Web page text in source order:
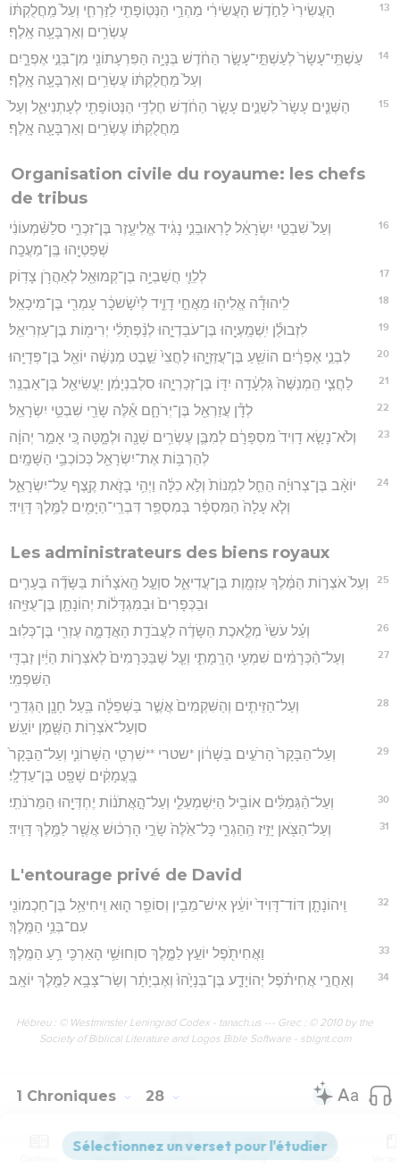
13
הָעֲשִׂירִי֙ לַחֹ֣דֶשׁ הָעֲשִׂירִ֔י מַהְרַ֥י הַנְּטֽוֹפָתִ֖י לַזַּרְחִ֑י וְעַל֙ מַֽחֲלֻקְתּ֔וֹ
עֶשְׂרִ֥ים וְאַרְבָּעָ֖ה אָֽלֶף׃
14
עַשְׁתֵּֽי־עָשָׂר֙ לְעַשְׁתֵּ֣י־עָשָׂ֣ר הַחֹ֔דֶשׁ בְּנָיָ֥ה הַפִּרְעָתוֹנִ֖י מִן־בְּנֵ֣י אֶפְרָ֑יִם
וְעַל֙ מַחֲלֻקְתּ֔וֹ עֶשְׂרִ֥ים וְאַרְבָּעָ֖ה אָֽלֶף׃
15
הַשְּׁנֵ֤ים עָשָׂר֙ לִשְׁנֵ֣ים עָשָׂ֣ר הַחֹ֔דֶשׁ חֶלְדַּ֥י הַנְּטוֹפָתִ֖י לְעָתְנִיאֵ֑ל וְעַל֙
מַחֲלֻקְתּ֔וֹ עֶשְׂרִ֥ים וְאַרְבָּעָ֖ה אָֽלֶף׃
Organisation civile du royaume: les chefs
de tribus
16
וְעַל֙ שִׁבְטֵ֣י יִשְׂרָאֵ֔ל לָרֽאוּבֵנִ֣י נָגִ֔יד אֱלִיעֶ֖זֶר בֶּן־זִכְרִ֑י סלַשִּׁ֨מְעוֹנִ֔י
שְׁפַטְיָ֖הוּ בֶּֽן־מַעֲכָֽה׃
17 לְלֵוִ֛י חֲשַׁבְיָ֥ה בֶן־קְמוּאֵ֖ל לְאַהֲרֹ֥ן צָדֽוֹק׃
18 לִֽיהוּדָ֕ה אֱלִיה֖וּ מֵאֲחֵ֣י דָוִ֑יד לְיִ֨שָׂשכָ֔ר עָמְרִ֖י בֶּן־מִיכָאֵֽל׃
19 לִזְבוּלֻ֕ן יִֽשְׁמַֽעְיָ֖הוּ בֶּן־עֹבַדְיָ֑הוּ לְנַ֨פְתָּלִ֔י יְרִימ֖וֹת בֶּן־עַזְרִיאֵֽל׃
20 לִבְנֵ֣י אֶפְרַ֔יִם הוֹשֵׁ֖עַ בֶּן־עֲזַזְיָ֑הוּ לַחֲצִי֙ שֵׁ֣בֶט מְנַשֶּׁ֔ה יוֹאֵ֖ל בֶּן־פְּדָיָֽהוּ׃
21 לַחֲצִ֤י הַֽמְנַשֶּׁה֙ גִּלְעָ֔דָה יִדּ֖וֹ בֶּן־זְכַרְיָ֑הוּ סלְבִנְיָמִ֔ן יַעֲשִׂיאֵ֖ל בֶּן־אַבְנֵֽר׃
22 לְדָ֕ן עֲזַרְאֵ֖ל בֶּן־יְרֹחָ֑ם אֵ֕לֶּה שָׂרֵ֖י שִׁבְטֵ֥י יִשְׂרָאֵֽל׃
23
וְלֹא־נָשָׂ֤א דָוִיד֙ מִסְפָּרָ֔ם לְמִבֶּ֛ן עֶשְׂרִ֥ים שָׁנָ֖ה וּלְמָ֑טָּה כִּ֚י אָמַ֣ר יְהוָ֔ה
לְהַרְבּ֥וֹת אֶת־יִשְׂרָאֵ֖ל כְּכוֹכְבֵ֥י הַשָּׁמָֽיִם׃
24
יוֹאָ֨ב בֶּן־צְרוּיָ֜ה הֵחֵ֤ל לִמְנוֹת֙ וְלֹ֣א כִלָּ֔ה וַיְהִ֥י בָזֹ֛את קֶ֖צֶף עַל־יִשְׂרָאֵ֑ל
וְלֹ֤א עָלָה֙ הַמִּסְפָּ֔ר בְּמִסְפַּ֥ר דִּבְרֵֽי־הַיָּמִ֖ים לַמֶּ֥לֶךְ דָּוִֽיד׃
Les administrateurs des biens royaux
25
וְעַל֙ אֹצְר֣וֹת הַמֶּ֔לֶךְ עַזְמָ֖וֶת בֶּן־עֲדִיאֵ֑ל סוְעַ֣ל הָֽאֹצָר֡וֹת בַּשָּׂדֶ֞ה בֶּעָרִ֤ים
וּבַכְּפָרִים֙ וּבַמִּגְדָּל֔וֹת יְהוֹנָתָ֖ן בֶּן־עֻזִּיָּֽהוּ׃
26 וְעַ֗ל עֹשֵׂי֙ מְלֶ֣אכֶת הַשָּׂדֶ֔ה לַעֲבֹדַ֖ת הָאֲדָמָ֑ה עֶזְרִ֖י בֶּן־כְּלֽוּב׃
27
וְעַל־הַ֨כְּרָמִ֔ים שִׁמְעִ֖י הָרָֽמָתִ֑י וְעַ֤ל שֶׁבַּכְּרָמִים֙ לְאֹצְר֣וֹת הַיַּ֔יִן זַבְדִּ֖י
הַשִּׁפְמִֽי׃
28
וְעַל־הַזֵּיתִ֤ים וְהַשִּׁקְמִים֙ אֲשֶׁ֣ר בַּשְּׁפֵלָ֔ה בַּ֥עַל חָנָ֖ן הַגְּדֵרִ֑י
סוְעַל־אֹצְר֥וֹת הַשֶּׁ֖מֶן יוֹעָֽשׁ׃
29
וְעַל־הַבָּקָר֙ הָרֹעִ֣ים בַּשָּׁר֔וֹן *שטרי **שִׁרְטַ֖י הַשָּׁרוֹנִ֑י וְעַל־הַבָּקָר֙
בָּֽעֲמָקִ֔ים שָׁפָ֖ט בֶּן־עַדְלָֽי׃
30 וְעַל־הַ֨גְּמַלִּ֔ים אוֹבִ֖יל הַיִּשְׁמְעֵלִ֑י וְעַל־הָ֣אֲתֹנ֔וֹת יֶחְדְּיָ֖הוּ הַמֵּרֹנֹתִֽי׃
31 וְעַל־הַצֹּ֖אן יָזִ֣יז הַֽהַגְרִ֑י כָּל־אֵ֙לֶּה֙ שָׂרֵ֣י הָרְכ֔וּשׁ אֲשֶׁ֖ר לַמֶּ֥לֶךְ דָּוִֽיד׃
L'entourage privé de David
32
וִֽיהוֹנָתָ֤ן דּוֹד־דָּוִיד֙ יוֹעֵ֔ץ אִישׁ־מֵבִ֥ין וְסוֹפֵ֖ר ה֑וּא וִֽיחִיאֵ֥ל בֶּן־חַכְמוֹנִ֖י
עִם־בְּנֵ֥י הַמֶּֽלֶךְ׃
33 וַאֲחִיתֹ֖פֶל יוֹעֵ֣ץ לַמֶּ֑לֶךְ סוְחוּשַׁ֥י הָאַרְכִּ֖י רֵ֥עַ הַמֶּֽלֶךְ׃
34 וְאַחֲרֵ֣י אֲחִיתֹ֗פֶל יְהוֹיָדָ֤ע בֶּן־בְּנָיָ֙הוּ֙ וְאֶבְיָתָ֔ר וְשַׂר־צָבָ֥א לַמֶּ֖לֶךְ יוֹאָֽב׃
Hébreu : © Westminster Leningrad Codex - tanach.us --- Grec : © 2010 by the
Society of Biblical Literature and Logos Bible Software - sblgnt.com
1 Chroniques 28
Versions Commentaires Strong